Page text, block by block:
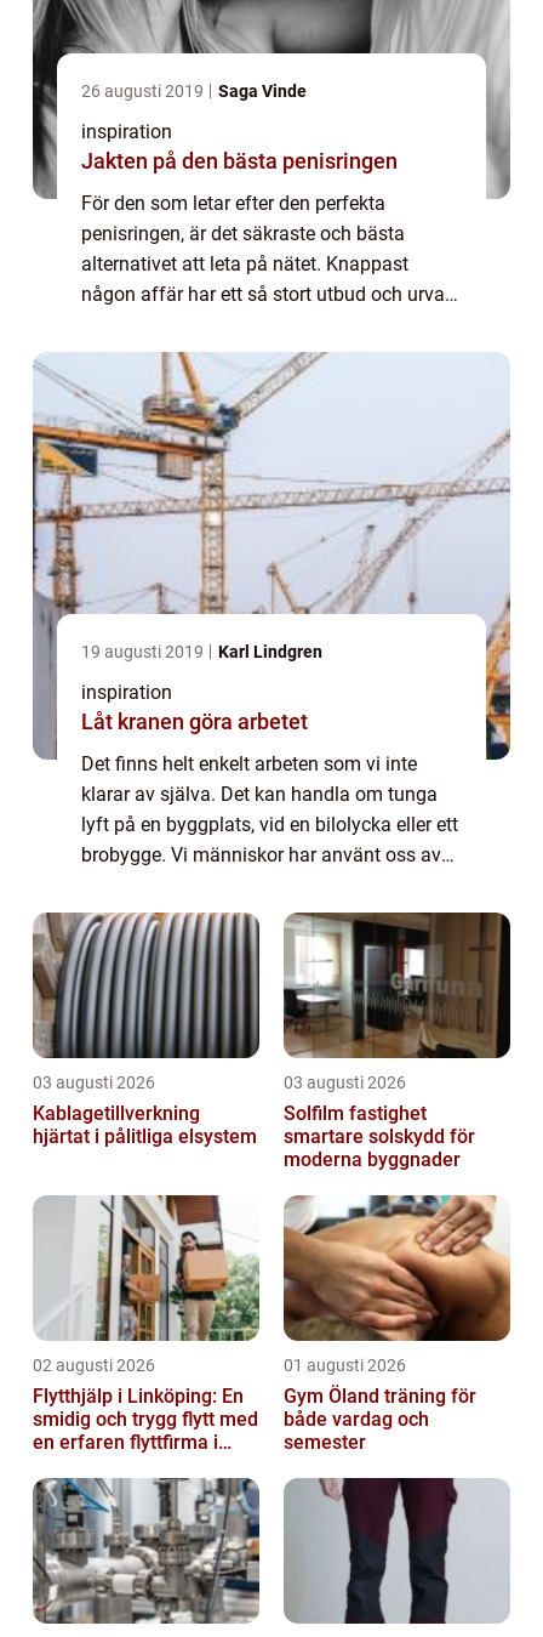
26 augusti 2019 Saga Vinde
inspiration
Jakten på den bästa penisringen
För den som letar efter den perfekta
penisringen, är det säkraste och bästa
alternativet att leta på nätet. Knappast
någon affär har ett så stort utbud och urval
19 augusti 2019 Karl Lindgren
inspiration
Låt kranen göra arbetet
Det finns helt enkelt arbeten som vi inte
klarar av själva. Det kan handla om tunga
lyft på en byggplats, vid en bilolycka eller ett
brobygge. Vi människor har använt oss av
03 augusti 2026
Kablagetillverkning
hjärtat i pålitliga elsystem
03 augusti 2026
Solfilm fastighet
smartare solskydd för
moderna byggnader
02 augusti 2026
Flytthjälp i Linköping: En
smidig och trygg flytt med
en erfaren flyttfirma i
01 augusti 2026
Gym Öland träning för
både vardag och
semester